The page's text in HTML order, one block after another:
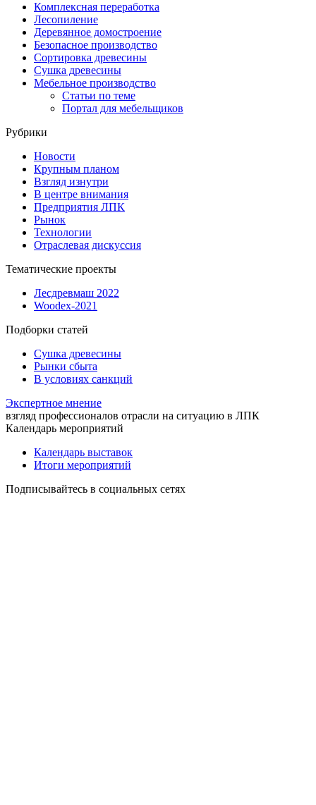
Комплексная переработка
Лесопиление
Деревянное домостроение
Безопасное производство
Сортировка древесины
Сушка древесины
Мебельное производство
Статьи по теме
Портал для мебельщиков
Рубрики
Новости
Крупным планом
Взгляд изнутри
В центре внимания
Предприятия ЛПК
Рынок
Технологии
Отраслевая дискуссия
Тематические проекты
Лесдревмаш 2022
Woodex-2021
Подборки статей
Сушка древесины
Рынки сбыта
В условиях санкций
Экспертное мнение
взгляд профессионалов отрасли на ситуацию в ЛПК
Календарь мероприятий
Календарь выставок
Итоги мероприятий
Подписывайтесь в социальных сетях